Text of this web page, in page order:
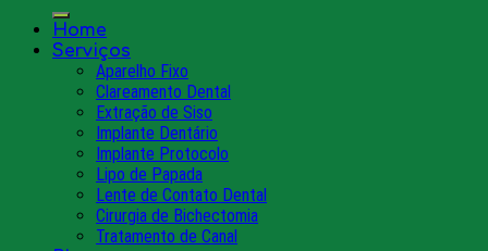
Home
Serviços
Aparelho Fixo
Clareamento Dental
Extração de Siso
Implante Dentário
Implante Protocolo
Lipo de Papada
Lente de Contato Dental
Cirurgia de Bichectomia
Tratamento de Canal